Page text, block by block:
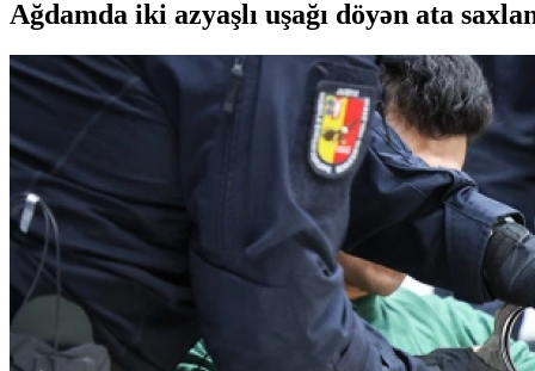
Ağdamda iki azyaşlı uşağı döyən ata